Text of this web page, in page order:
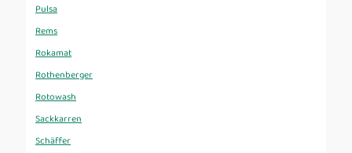
Pulsa
Rems
Rokamat
Rothenberger
Rotowash
Sackkarren
Schäffer